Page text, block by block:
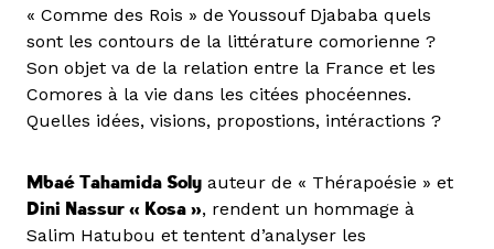
« Comme des Rois » de Youssouf Djababa quels
sont les contours de la littérature comorienne ?
Son objet va de la relation entre la France et les
Comores à la vie dans les citées phocéennes.
Quelles idées, visions, propostions, intéractions ?
Mbaé Tahamida Soly auteur de « Thérapoésie » et
Dini Nassur « Kosa », rendent un hommage à
Salim Hatubou et tentent d’analyser les